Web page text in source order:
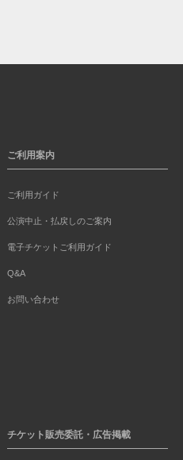
ご利用案内
ご利用ガイド
公演中止・払戻しのご案内
電子チケットご利用ガイド
Q&A
お問い合わせ
チケット販売委託・広告掲載